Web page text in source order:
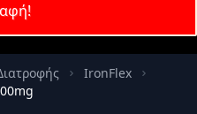
IronFlex